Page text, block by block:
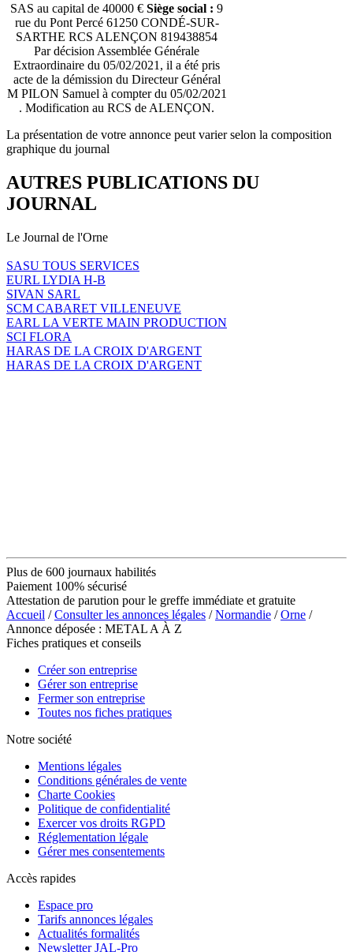
SAS au capital de 40000 € Siège social : 9
rue du Pont Percé 61250 CONDÉ-SUR-
SARTHE RCS ALENÇON 819438854
Par décision Assemblée Générale
Extraordinaire du 05/02/2021, il a été pris
acte de la démission du Directeur Général
M PILON Samuel à compter du 05/02/2021
. Modification au RCS de ALENÇON.
La présentation de votre annonce peut varier selon la composition
graphique du journal
AUTRES PUBLICATIONS DU
JOURNAL
Le Journal de l'Orne
SASU TOUS SERVICES
EURL LYDIA H-B
SIVAN SARL
SCM CABARET VILLENEUVE
EARL LA VERTE MAIN PRODUCTION
SCI FLORA
HARAS DE LA CROIX D'ARGENT
HARAS DE LA CROIX D'ARGENT
Plus de 600 journaux habilités
Paiement 100% sécurisé
Attestation de parution pour le greffe immédiate et gratuite
Accueil /Consulter les annonces légales /Normandie /Orne /
Annonce déposée : METAL A À Z
Fiches pratiques et conseils
Créer son entreprise
Gérer son entreprise
Fermer son entreprise
Toutes nos fiches pratiques
Notre société
Mentions légales
Conditions générales de vente
Charte Cookies
Politique de confidentialité
Exercer vos droits RGPD
Réglementation légale
Gérer mes consentements
Accès rapides
Espace pro
Tarifs annonces légales
Actualités formalités
Newsletter JAL-Pro